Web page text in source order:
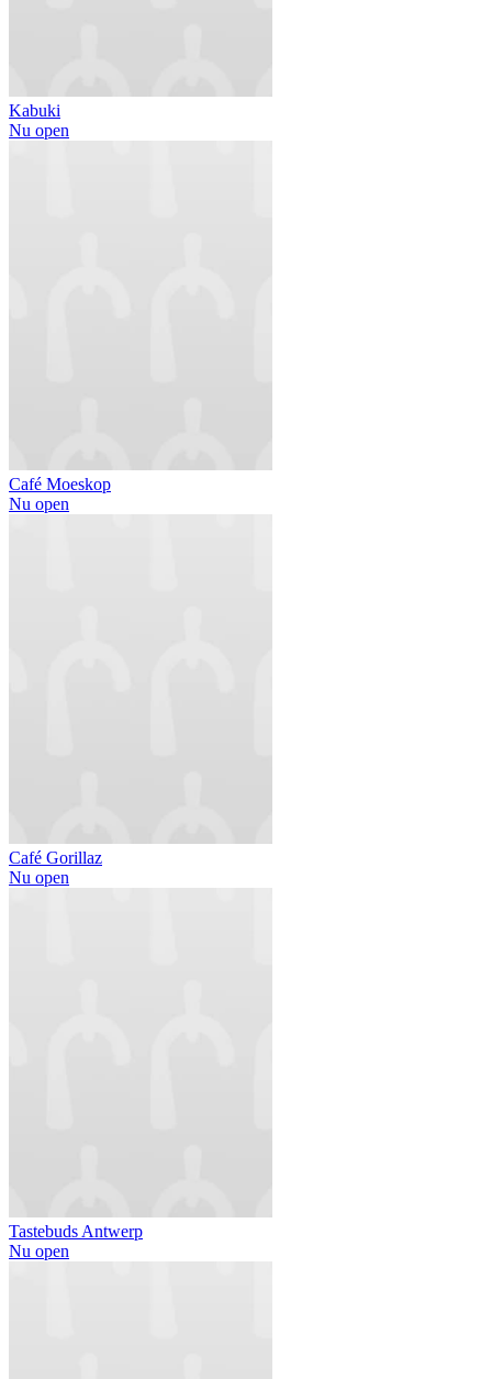
Kabuki
Nu open
Café Moeskop
Nu open
Café Gorillaz
Nu open
Tastebuds Antwerp
Nu open